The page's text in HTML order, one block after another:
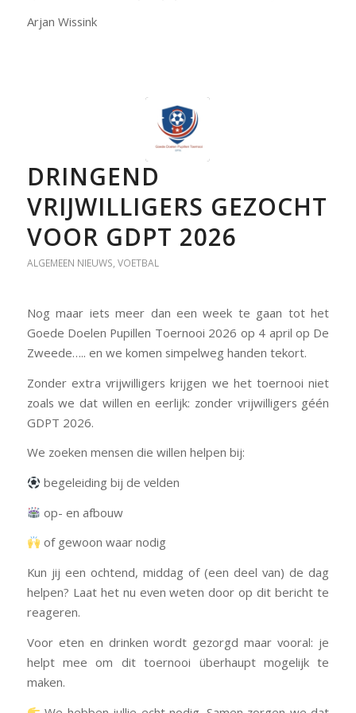
Arjan Wissink
DRINGEND
VRIJWILLIGERS GEZOCHT
VOOR GDPT 2026
ALGEMEEN NIEUWS, VOETBAL
Nog maar iets meer dan een week te gaan tot het
Goede Doelen Pupillen Toernooi 2026 op 4 april op De
Zweede….. en we komen simpelweg handen tekort.
Zonder extra vrijwilligers krijgen we het toernooi niet
zoals we dat willen en eerlijk: zonder vrijwilligers géén
GDPT 2026.
We zoeken mensen die willen helpen bij:
begeleiding bij de velden
op- en afbouw
of gewoon waar nodig
Kun jij een ochtend, middag of (een deel van) de dag
helpen? Laat het nu even weten door op dit bericht te
reageren.
Voor eten en drinken wordt gezorgd maar vooral: je
helpt mee om dit toernooi überhaupt mogelijk te
maken.